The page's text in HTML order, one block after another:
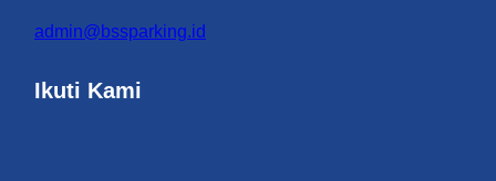
admin@bssparking.id
Ikuti Kami